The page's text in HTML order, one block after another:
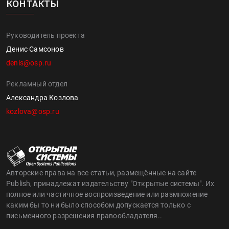
КОНТАКТЫ
Руководитель проекта
Денис Самсонов
denis@osp.ru
Рекламный отдел
Александра Козлова
kozlova@osp.ru
Авторские права на все статьи, размещённые на сайте
Publish, принадлежат издательству "Открытые системы". Их
полное или частичное воспроизведение или размножение
каким бы то ни было способом допускается только с
письменного разрешения правообладателя..